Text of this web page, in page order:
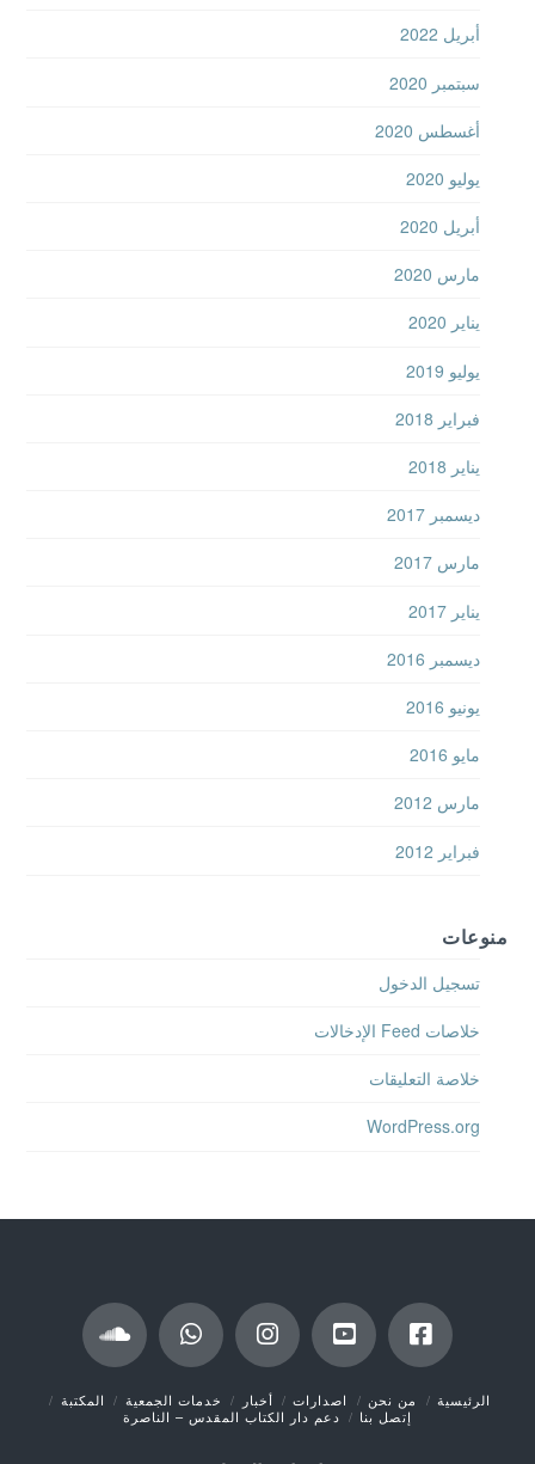
أبريل 2022
سبتمبر 2020
أغسطس 2020
يوليو 2020
أبريل 2020
مارس 2020
يناير 2020
يوليو 2019
فبراير 2018
يناير 2018
ديسمبر 2017
مارس 2017
يناير 2017
ديسمبر 2016
يونيو 2016
مايو 2016
مارس 2012
فبراير 2012
منوعات
تسجيل الدخول
خلاصات Feed الإدخالات
خلاصة التعليقات
WordPress.org
الرئيسية من نحن اصدارات أخبار خدمات الجمعية
المكتبة
إتصل بنا
دعم دار الكتاب المقدس – الناصرة